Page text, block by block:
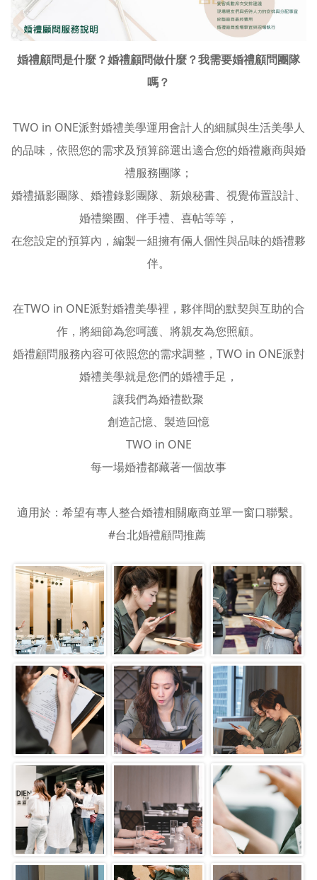
婚禮顧問是什麼？婚禮顧問做什麼？我需要婚禮顧問團隊
嗎？
TWO in ONE派對婚禮美學運用會計人的細膩與生活美學人
的品味，依照您的需求及預算篩選出適合您的婚禮廠商與婚
禮服務團隊；
婚禮攝影團隊、婚禮錄影團隊、新娘秘書、視覺佈置設計、
婚禮樂團、伴手禮、喜帖等等，
在您設定的預算內，編製一組擁有倆人個性與品味的婚禮夥
伴。
在TWO in ONE派對婚禮美學裡，夥伴間的默契與互助的合
作，將細節為您呵護、將親友為您照顧。
婚禮顧問服務內容可依照您的需求調整，TWO in ONE派對
婚禮美學就是您們的婚禮手足，
讓我們為婚禮歡聚
創造記憶、製造回憶
TWO in ONE
每一場婚禮都藏著一個故事
適用於：希望有專人整合婚禮相關廠商並單一窗口聯繫。
#台北婚禮顧問推薦